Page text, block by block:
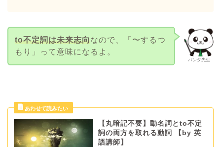
パンダ先生
to不定詞は未来志向なので、「〜するつ
もり」って意味になるよ。
【丸暗記不要】動名詞とto不定
詞の両方を取れる動詞 【by 英
語講師】